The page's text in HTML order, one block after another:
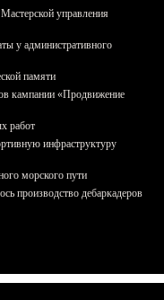
управления
у административного
памяти
кампании «Продвижение
работ
инфраструктуру
морского пути
производство дебаркадеров